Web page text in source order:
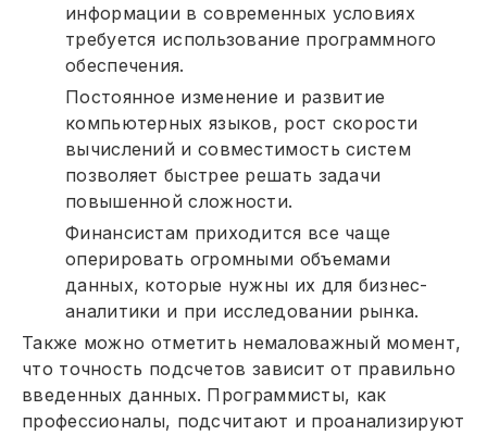
информации в современных условиях
требуется использование программного
обеспечения.
Постоянное изменение и развитие
компьютерных языков, рост скорости
вычислений и совместимость систем
позволяет быстрее решать задачи
повышенной сложности.
Финансистам приходится все чаще
оперировать огромными объемами
данных, которые нужны их для бизнес-
аналитики и при исследовании рынка.
Также можно отметить немаловажный момент,
что точность подсчетов зависит от правильно
введенных данных. Программисты, как
профессионалы, подсчитают и проанализируют